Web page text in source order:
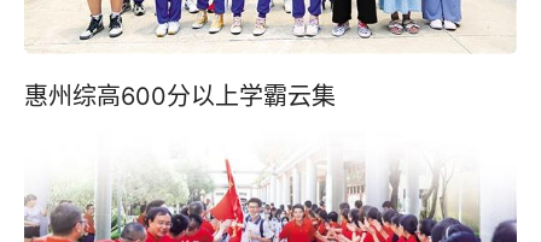
惠州综高600分以上学霸云集